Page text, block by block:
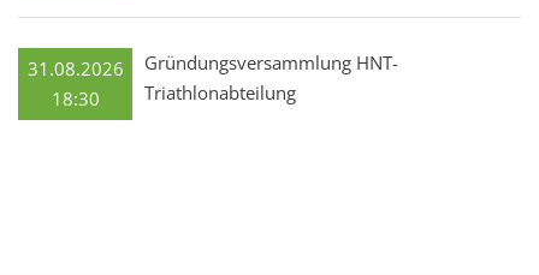
31.08.2026
18:30
Gründungsversammlung HNT-
Triathlonabteilung